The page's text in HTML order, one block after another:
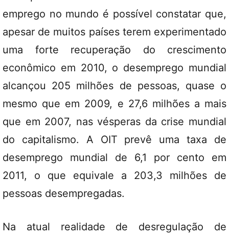
emprego no mundo é possível constatar que,
apesar de muitos países terem experimentado
uma forte recuperação do crescimento
econômico em 2010, o desemprego mundial
alcançou 205 milhões de pessoas, quase o
mesmo que em 2009, e 27,6 milhões a mais
que em 2007, nas vésperas da crise mundial
do capitalismo. A OIT prevê uma taxa de
desemprego mundial de 6,1 por cento em
2011, o que equivale a 203,3 milhões de
pessoas desempregadas.
Na atual realidade de desregulação de